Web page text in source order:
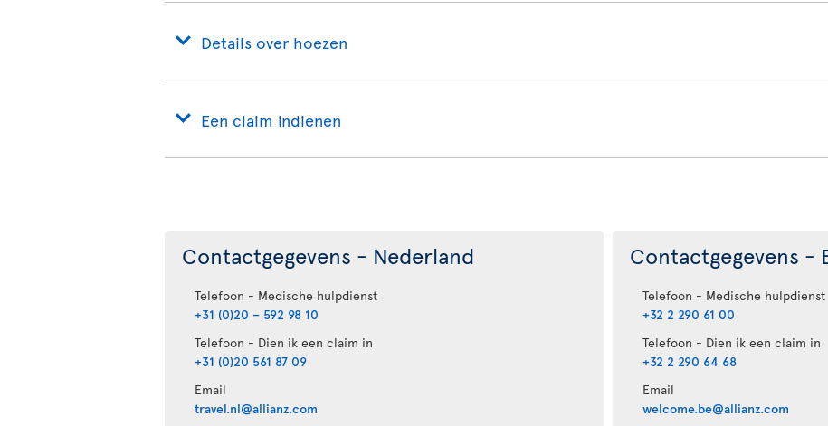
Details over hoezen
Een claim indienen
Contactgegevens - Nederland
Telefoon - Medische hulpdienst
+31 (0)20 – 592 98 10
Telefoon - Dien ik een claim in
+31 (0)20 561 87 09
Email
travel.nl@allianz.com
Contactgegevens -
Telefoon - Medische hulpdienst
+32 2 290 61 00
Telefoon - Dien ik een claim in
+32 2 290 64 68
Email
welcome.be@allianz.com